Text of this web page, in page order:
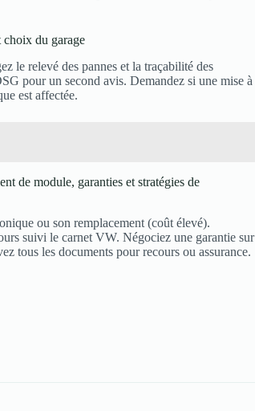
du garage
le relevé des pannes et la traçabilité des
pour un second avis. Demandez si une mise à
est affectée.
de module, garanties et stratégies de
ou son remplacement (coût élevé).
suivi le carnet VW. Négociez une garantie sur
tous les documents pour recours ou assurance.